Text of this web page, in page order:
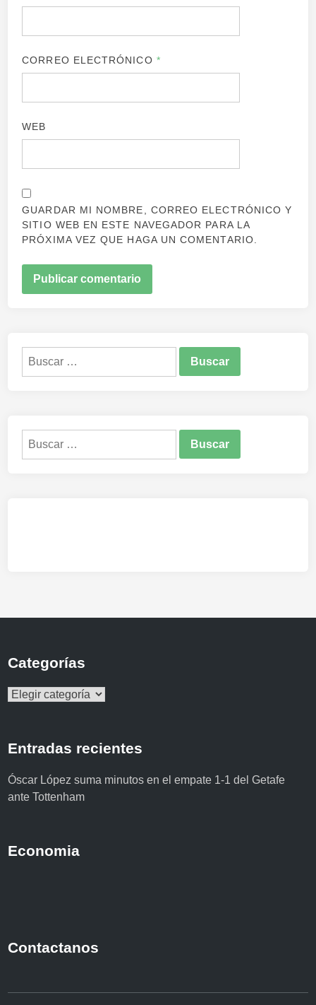
CORREO ELECTRÓNICO *
WEB
GUARDAR MI NOMBRE, CORREO ELECTRÓNICO Y
SITIO WEB EN ESTE NAVEGADOR PARA LA
PRÓXIMA VEZ QUE HAGA UN COMENTARIO.
Buscar:
Buscar:
Categorías
Categorías
Entradas recientes
Óscar López suma minutos en el empate 1-1 del Getafe
ante Tottenham
Economia
Contactanos